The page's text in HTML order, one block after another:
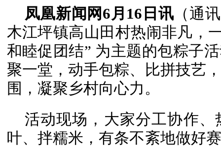
凤凰新闻网6月16日讯 （通
木江坪镇高山田村热闹非凡，
和睦促团结” 为主题的包粽子
聚一堂，动手包粽、比拼技艺
围，凝聚乡村向心力。
活动现场，大家分工协作
叶、拌糯米，有条不紊地做好